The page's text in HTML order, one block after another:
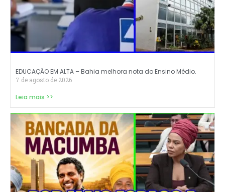
EDUCAÇÃO EM ALTA – Bahia melhora nota do Ensino Médio.
7 de agosto de 2026
Leia mais >>